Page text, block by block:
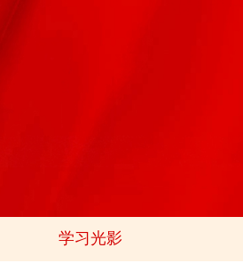
学习光影